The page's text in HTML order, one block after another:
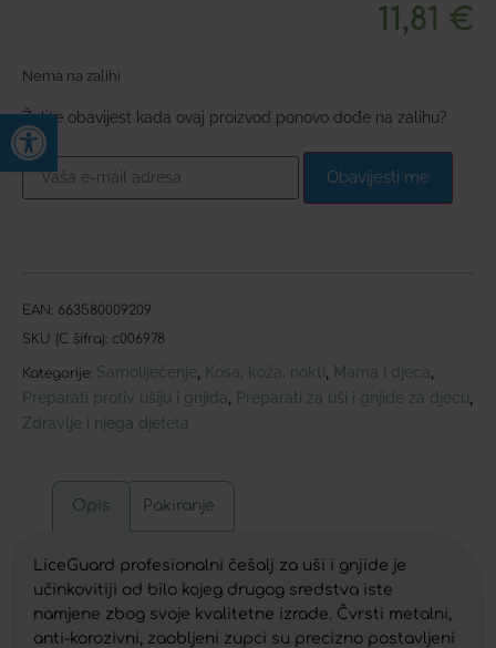
Open toolbar
11,81 €
Nema na zalihi
Želite obavijest kada ovaj proizvod ponovo dođe na zalihu?
Obavijesti me
EAN: 663580009209
SKU (C šifra): c006978
Kategorije: Samoliječenje Kosa, koža, nokti Mama i djeca
Preparati protiv ušiju i gnjida Preparati za uši i gnjide za djecu
Zdravlje i njega djeteta
Opis Pakiranje
LiceGuard profesionalni češalj za uši i gnjide je
učinkovitiji od bilo kojeg drugog sredstva iste
namjene zbog svoje kvalitetne izrade. Čvrsti metalni,
anti-korozivni, zaobljeni zupci su precizno postavljeni